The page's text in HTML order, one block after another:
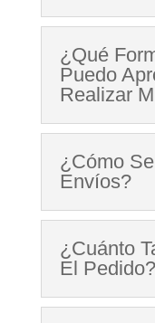
¿Qué
Puedo
Realizar
¿Cómo
Envíos?
¿Cuánto
El Pedido?